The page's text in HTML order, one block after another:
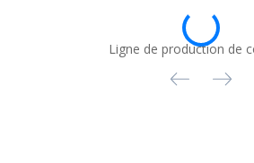
Ligne de production de